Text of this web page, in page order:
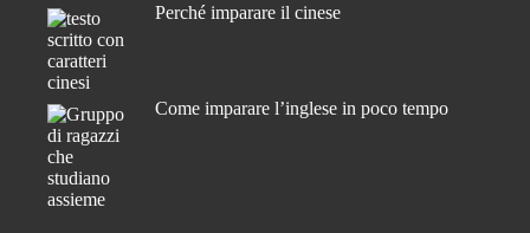
Perché imparare il cinese
Come imparare l’inglese in poco tempo